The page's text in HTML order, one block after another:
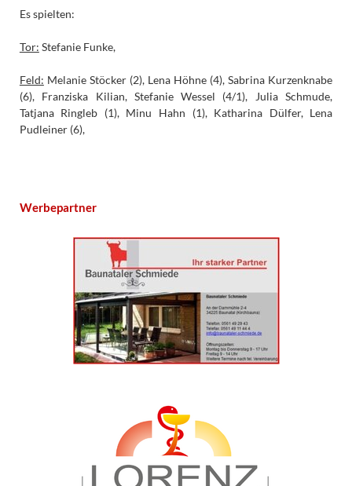
Es spielten:
Tor: Stefanie Funke,
Feld: Melanie Stöcker (2), Lena Höhne (4), Sabrina Kurzenknabe
(6), Franziska Kilian, Stefanie Wessel (4/1), Julia Schmude,
Tatjana Ringleb (1), Minu Hahn (1), Katharina Dülfer, Lena
Pudleiner (6),
Werbepartner